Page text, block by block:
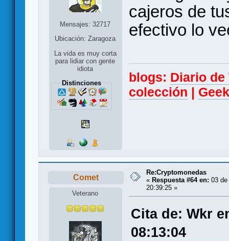
Mensajes: 32717
Ubicación: Zaragoza
La vida es muy corta
para lidiar con gente
idiota
Distinciones
cajeros de
efectivo lo
blogs: Diario
colección |
Comet
Veterano
Re:Cryptomonedas
« Respuesta #64 en: 03
20:39:25 »
Cita de: Wkr
08:13:04